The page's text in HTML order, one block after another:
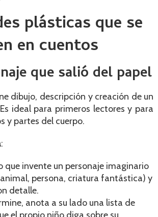
plásticas que se
en cuentos
que salió del papel
dibujo, descripción y creación de un
ideal para primeros lectores y para
y partes del cuerpo.
:
que invente un personaje imaginario
animal, persona, criatura fantástica) y
detalle.
anota a su lado una lista de